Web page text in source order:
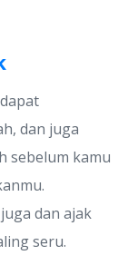
dan juga
sebelum kamu
dan ajak
seru.